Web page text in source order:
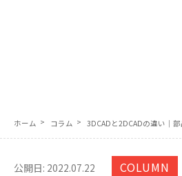
ホーム コラム 3DCADと2DCADの違い│
公開日: 2022.07.22
COLUMN